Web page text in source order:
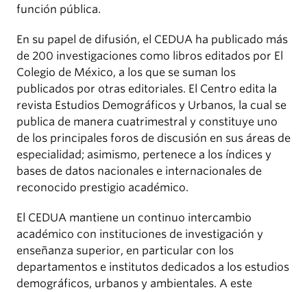
función pública.
En su papel de difusión, el CEDUA ha publicado más
de 200 investigaciones como libros editados por El
Colegio de México, a los que se suman los
publicados por otras editoriales. El Centro edita la
revista Estudios Demográficos y Urbanos, la cual se
publica de manera cuatrimestral y constituye uno
de los principales foros de discusión en sus áreas de
especialidad; asimismo, pertenece a los índices y
bases de datos nacionales e internacionales de
reconocido prestigio académico.
El CEDUA mantiene un continuo intercambio
académico con instituciones de investigación y
enseñanza superior, en particular con los
departamentos e institutos dedicados a los estudios
demográficos, urbanos y ambientales. A este